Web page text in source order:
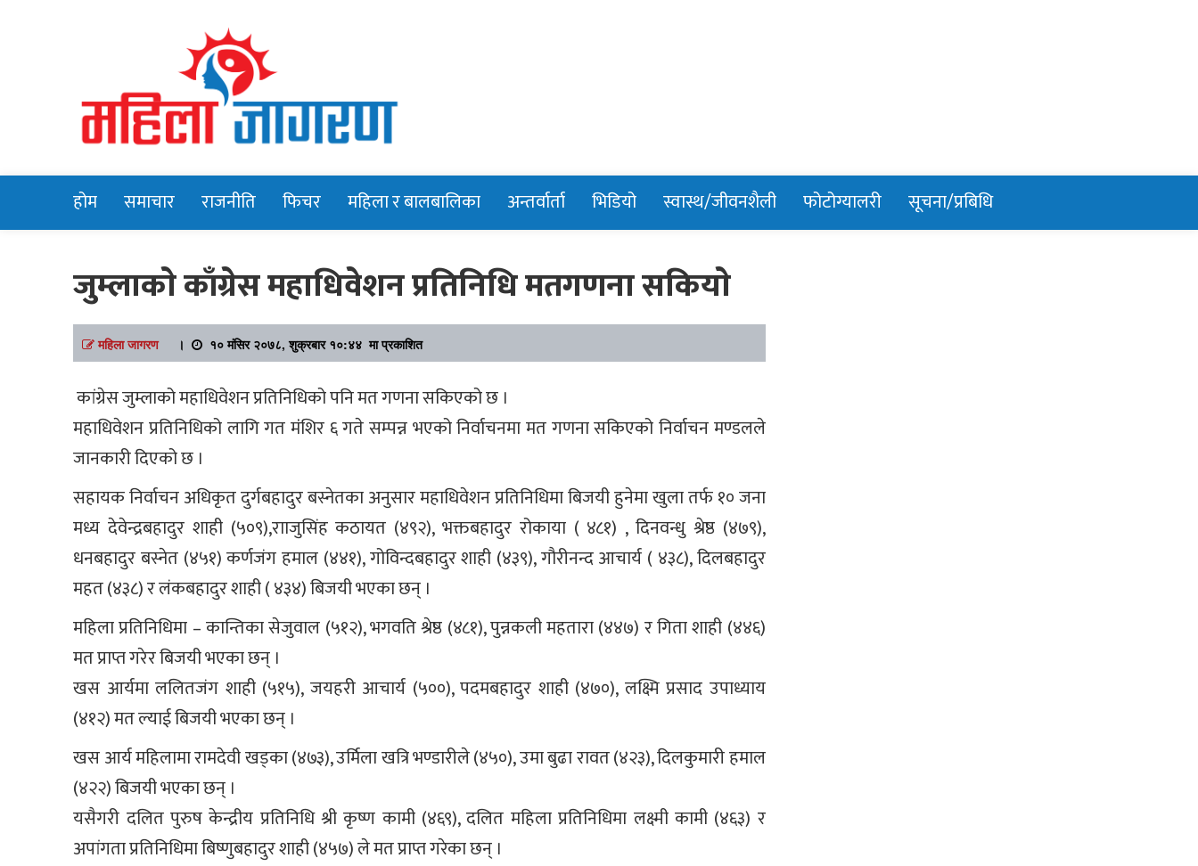
Mahilajagaran
होम समाचार राजनीति फिचर महिला र बालबालिका अन्तर्वार्ता भिडियो स्वास्थ/जीवनशैली फोटोग्यालरी सूचना/प्रबिधि
जुम्लाकाे काँग्रेस महाधिवेशन प्रतिनिधि मतगणना सकियाे
महिला जागरण। १० मंसिर २०७८, शुक्रबार १०:४४ मा प्रकाशित
कांग्रेस जुम्लाको महाधिवेशन प्रतिनिधिको पनि मत गणना सकिएको छ ।
महाधिवेशन प्रतिनिधिको लागि गत मंंशिर ६ गते सम्पन्न भएको निर्वाचनमा मत गणना सकिएको निर्वाचन मण्डलले
जानकारी दिएको छ ।
सहायक निर्वाचन अधिकृत दुर्गबहादुर बस्नेतका अनुसार महाधिवेशन प्रतिनिधिमा बिजयी हुनेमा खुला तर्फ १० जना
मध्य देवेन्द्रबहादुर शाही (५०९),रााजुसिंह कठायत (४९२), भक्तबहादुर रोकाया ( ४८१) , दिनवन्धु श्रेष्ठ (४७९),
धनबहादुर बस्नेत (४५१) कर्णजंग हमाल (४४१), गोविन्दबहादुर शाही (४३९), गौरीनन्द आचार्य ( ४३८), दिलबहादुर
महत (४३८) र लंकबहादुर शाही ( ४३४) बिजयी भएका छन् ।
महिला प्रतिनिधिमा – कान्तिका सेजुवाल (५१२), भगवति श्रेष्ठ (४८१), पुन्नकली महतारा (४४७) र गिता शाही (४४६)
मत प्राप्त गरेर बिजयी भएका छन् ।
खस आर्यमा ललितजंग शाही (५१५), जयहरी आचार्य (५००), पदमबहादुर शाही (४७०), लक्ष्मि प्रसाद उपाध्याय
(४१२) मत ल्याई बिजयी भएका छन् ।
खस आर्य महिलामा रामदेवी खड्का (४७३), उर्मिला खत्रि भण्डारीले (४५०), उमा बुढा रावत (४२३), दिलकुमारी हमाल
(४२२) बिजयी भएका छन् ।
यसैगरी दलित पुरुष केन्द्रीय प्रतिनिधि श्री कृष्ण कामी (४६९), दलित महिला प्रतिनिधिमा लक्ष्मी कामी (४६३) र
अपांगता प्रतिनिधिमा बिष्णुबहादुर शाही (४५७) ले मत प्राप्त गरेका छन् ।